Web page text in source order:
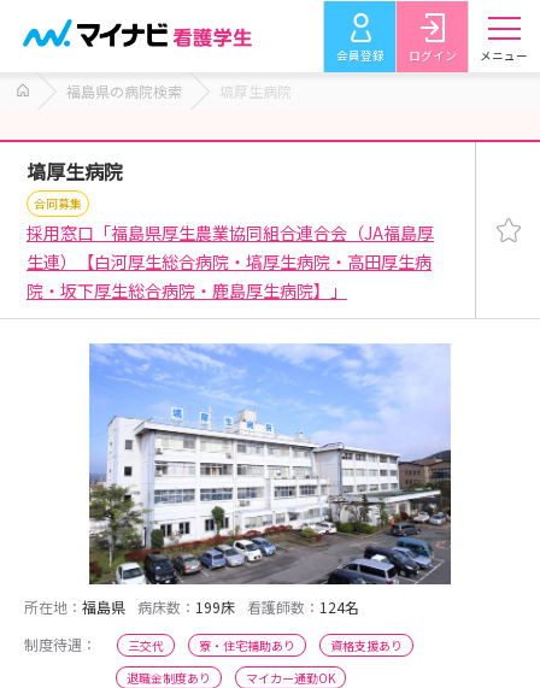
会員登録 ログイン メニュー
福島県の病院検索 塙厚生病院
塙厚生病院
合同募集
採用窓口「福島県厚生農業協同組合連合会（JA福島厚
生連）【白河厚生総合病院・塙厚生病院・高田厚生病
院・坂下厚生総合病院・鹿島厚生病院】」
所在地： 福島県 病床数： 199床 看護師数： 124名
制度待遇：
三交代 寮・住宅補助あり
資格支援あり
退職金制度あり
マイカー通勤OK